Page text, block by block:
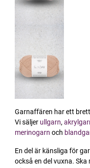
Garnaffären har ett
Vi säljer ullgarn,
merinogarn och
En del är känsliga för
också en del vuxna.